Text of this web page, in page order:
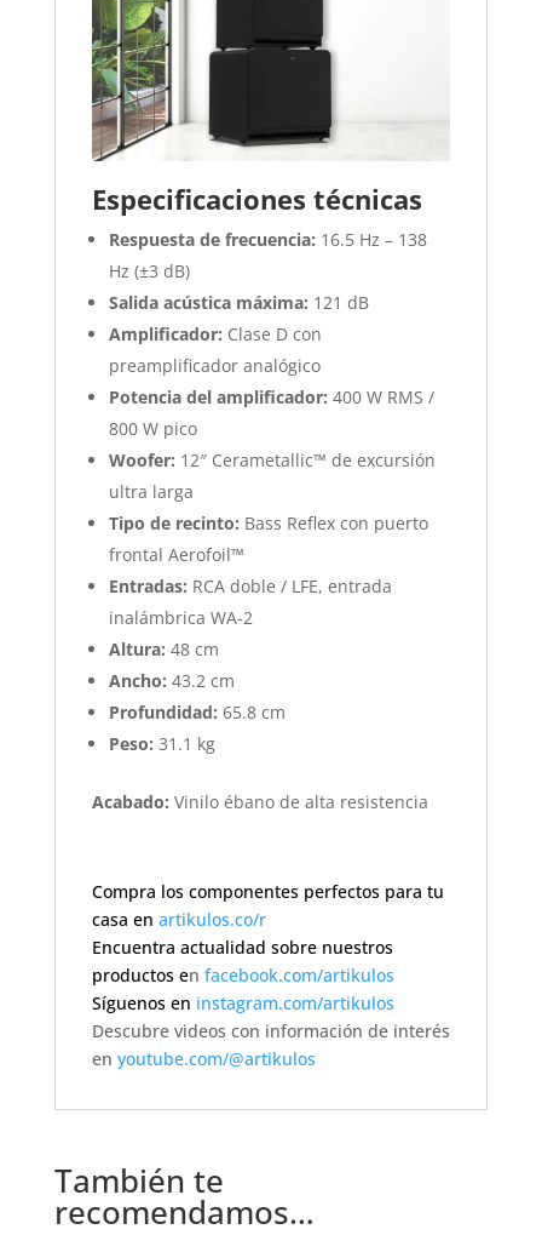
Especificaciones técnicas
Respuesta de frecuencia: 16.5 Hz – 138
Hz (±3 dB)
Salida acústica máxima: 121 dB
Amplificador: Clase D con
preamplificador analógico
Potencia del amplificador: 400 W RMS /
800 W pico
Woofer: 12″ Cerametallic™ de excursión
ultra larga
Tipo de recinto: Bass Reflex con puerto
frontal Aerofoil™
Entradas: RCA doble / LFE, entrada
inalámbrica WA-2
Altura: 48 cm
Ancho: 43.2 cm
Profundidad: 65.8 cm
Peso: 31.1 kg
Acabado: Vinilo ébano de alta resistencia
Compra los componentes perfectos para tu
casa en artikulos.co/r
Encuentra actualidad sobre nuestros
productos en facebook.com/artikulos
Síguenos en instagram.com/artikulos
Descubre videos con información de interés
en youtube.com/@artikulos
También te
recomendamos…